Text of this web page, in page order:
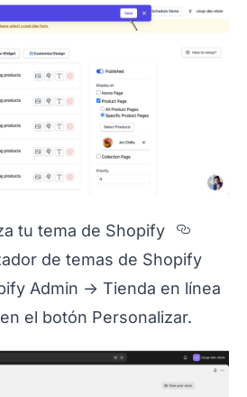
tu tema de Shopify
de temas de Shopify
Admin -> Tienda en línea
el botón Personalizar.